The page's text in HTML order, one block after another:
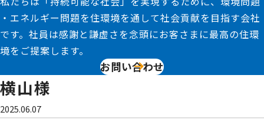
・エネルギー問題を住環境を通して社会貢献を目指す会社
です。社員は感謝と謙虚さを念頭にお客さまに最高の住環
境をご提案します。
お問い合わせ
横山様
2025.06.07